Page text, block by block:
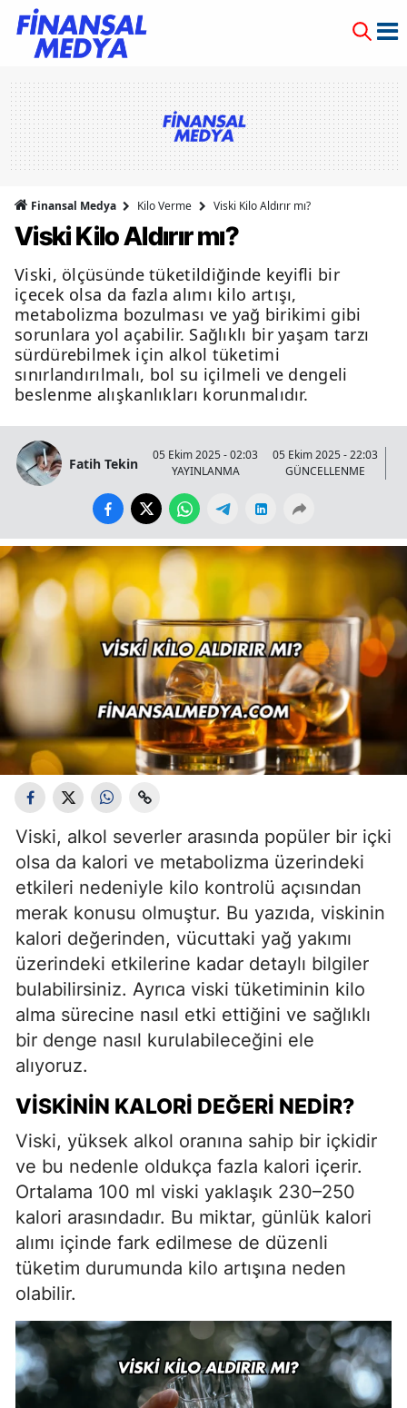
Finansal Medya Kilo Verme Viski Kilo Aldırır mı?
Viski Kilo Aldırır mı?
Viski, ölçüsünde tüketildiğinde keyifli bir
içecek olsa da fazla alımı kilo artışı,
metabolizma bozulması ve yağ birikimi gibi
sorunlara yol açabilir. Sağlıklı bir yaşam tarzı
sürdürebilmek için alkol tüketimi
sınırlandırılmalı, bol su içilmeli ve dengeli
beslenme alışkanlıkları korunmalıdır.
Fatih Tekin
05 Ekim 2025 - 02:03
YAYINLANMA
05 Ekim 2025 - 22:03
GÜNCELLENME
Viski, alkol severler arasında popüler bir içki
olsa da kalori ve metabolizma üzerindeki
etkileri nedeniyle kilo kontrolü açısından
merak konusu olmuştur. Bu yazıda, viskinin
kalori değerinden, vücuttaki yağ yakımı
üzerindeki etkilerine kadar detaylı bilgiler
bulabilirsiniz. Ayrıca viski tüketiminin kilo
alma sürecine nasıl etki ettiğini ve sağlıklı
bir denge nasıl kurulabileceğini ele
alıyoruz.
VISKININ KALORI DEĞERI NEDIR?
Viski, yüksek alkol oranına sahip bir içkidir
ve bu nedenle oldukça fazla kalori içerir.
Ortalama 100 ml viski yaklaşık 230–250
kalori arasındadır. Bu miktar, günlük kalori
alımı içinde fark edilmese de düzenli
tüketim durumunda kilo artışına neden
olabilir.